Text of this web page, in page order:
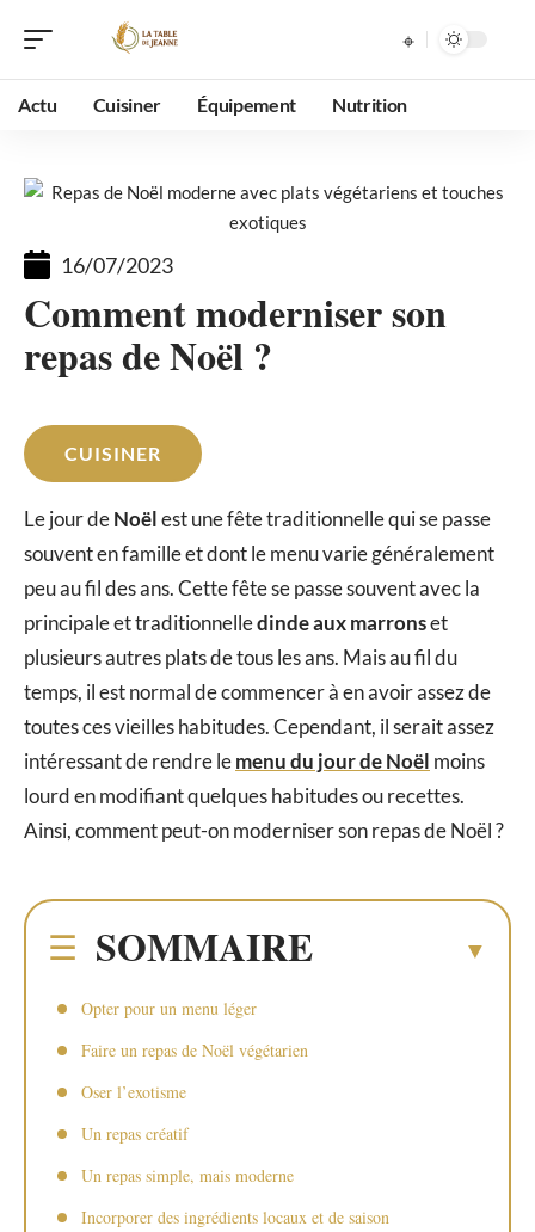
Actu Cuisiner Équipement Nutrition
16/07/2023
Comment moderniser son
repas de Noël ?
CUISINER
Le jour deNoëlest une fête traditionnelle qui se passe
souvent en famille et dont le menu varie généralement
peu au fil des ans. Cette fête se passe souvent avec la
principale et traditionnelledindeaux marronset
plusieurs autres plats de tous les ans. Mais au fil du
temps, il est normal de commencer à en avoir assez de
toutes ces vieilles habitudes. Cependant, il serait assez
intéressant de rendre lemenu du jour de Noël moins
lourd en modifiant quelques habitudes ou recettes.
Ainsi, comment peut-on moderniser son repas de Noël ?
SOMMAIRE
Opter pour un menu léger
Faire un repas de Noël végétarien
Oser l’exotisme
Un repas créatif
Un repas simple, mais moderne
Incorporer des ingrédients locaux et de saison